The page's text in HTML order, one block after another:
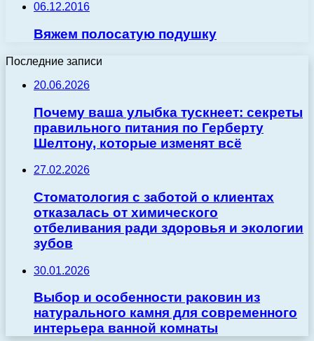
06.12.2016
Вяжем полосатую подушку
Последние записи
20.06.2026
Почему ваша улыбка тускнеет: секреты
правильного питания по Герберту
Шелтону, которые изменят всё
27.02.2026
Стоматология с заботой о клиентах
отказалась от химического
отбеливания ради здоровья и экологии
зубов
30.01.2026
Выбор и особенности раковин из
натурального камня для современного
интерьера ванной комнаты